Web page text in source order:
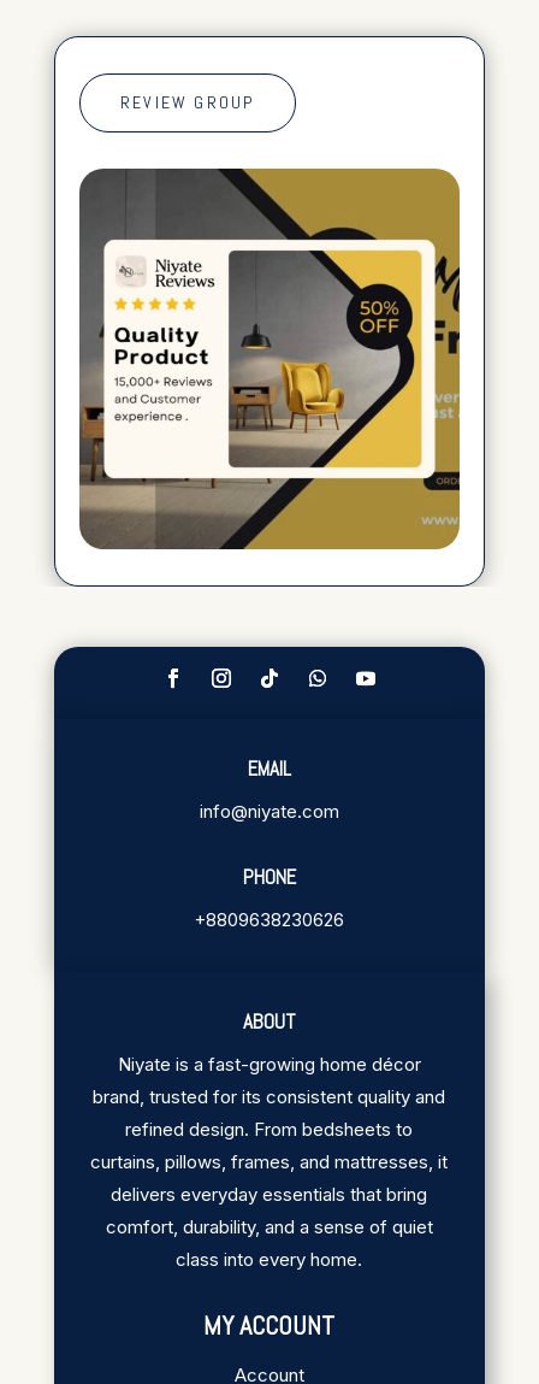
REVIEW GROUP
EMAIL
info@niyate.com
PHONE
+8809638230626
ABOUT
Niyate is a fast-growing home décor
brand, trusted for its consistent quality and
refined design. From bedsheets to
curtains, pillows, frames, and mattresses, it
delivers everyday essentials that bring
comfort, durability, and a sense of quiet
class into every home.
MY ACCOUNT
Account